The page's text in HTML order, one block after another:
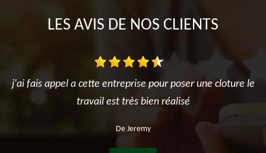
LES AVIS DE NOS CLIENTS
j'ai fais appel a cette entreprise pour poser une cloture le
travail est très bien réalisé
De Jeremy